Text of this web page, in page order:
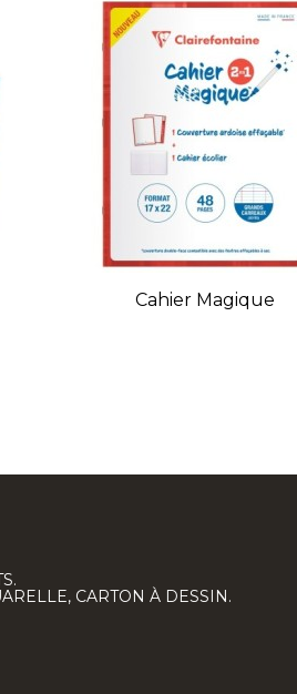
Cahier Magique
CARTON À DESSIN.